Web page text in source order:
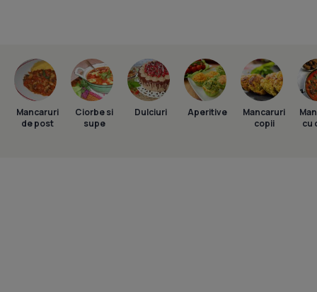
Mancaruri
de post
Ciorbe si
supe
Dulciuri Aperitive
Mancaruri
copii
cu